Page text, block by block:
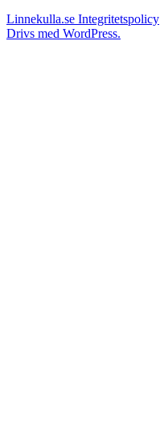
Linnekulla.se Integritetspolicy
Drivs med WordPress.